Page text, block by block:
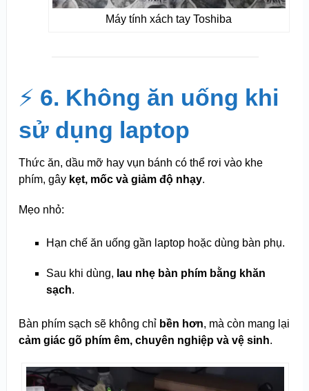
Máy tính xách tay Toshiba
⚡ 6. Không ăn uống khi
sử dụng laptop
Thức ăn, dầu mỡ hay vụn bánh có thể rơi vào khe
phím, gây kẹt, mốc và giảm độ nhạy.
Mẹo nhỏ:
Hạn chế ăn uống gần laptop hoặc dùng bàn phụ.
Sau khi dùng, lau nhẹ bàn phím bằng khăn
sạch.
Bàn phím sạch sẽ không chỉ bền hơn, mà còn mang lại
cảm giác gõ phím êm, chuyên nghiệp và vệ sinh.